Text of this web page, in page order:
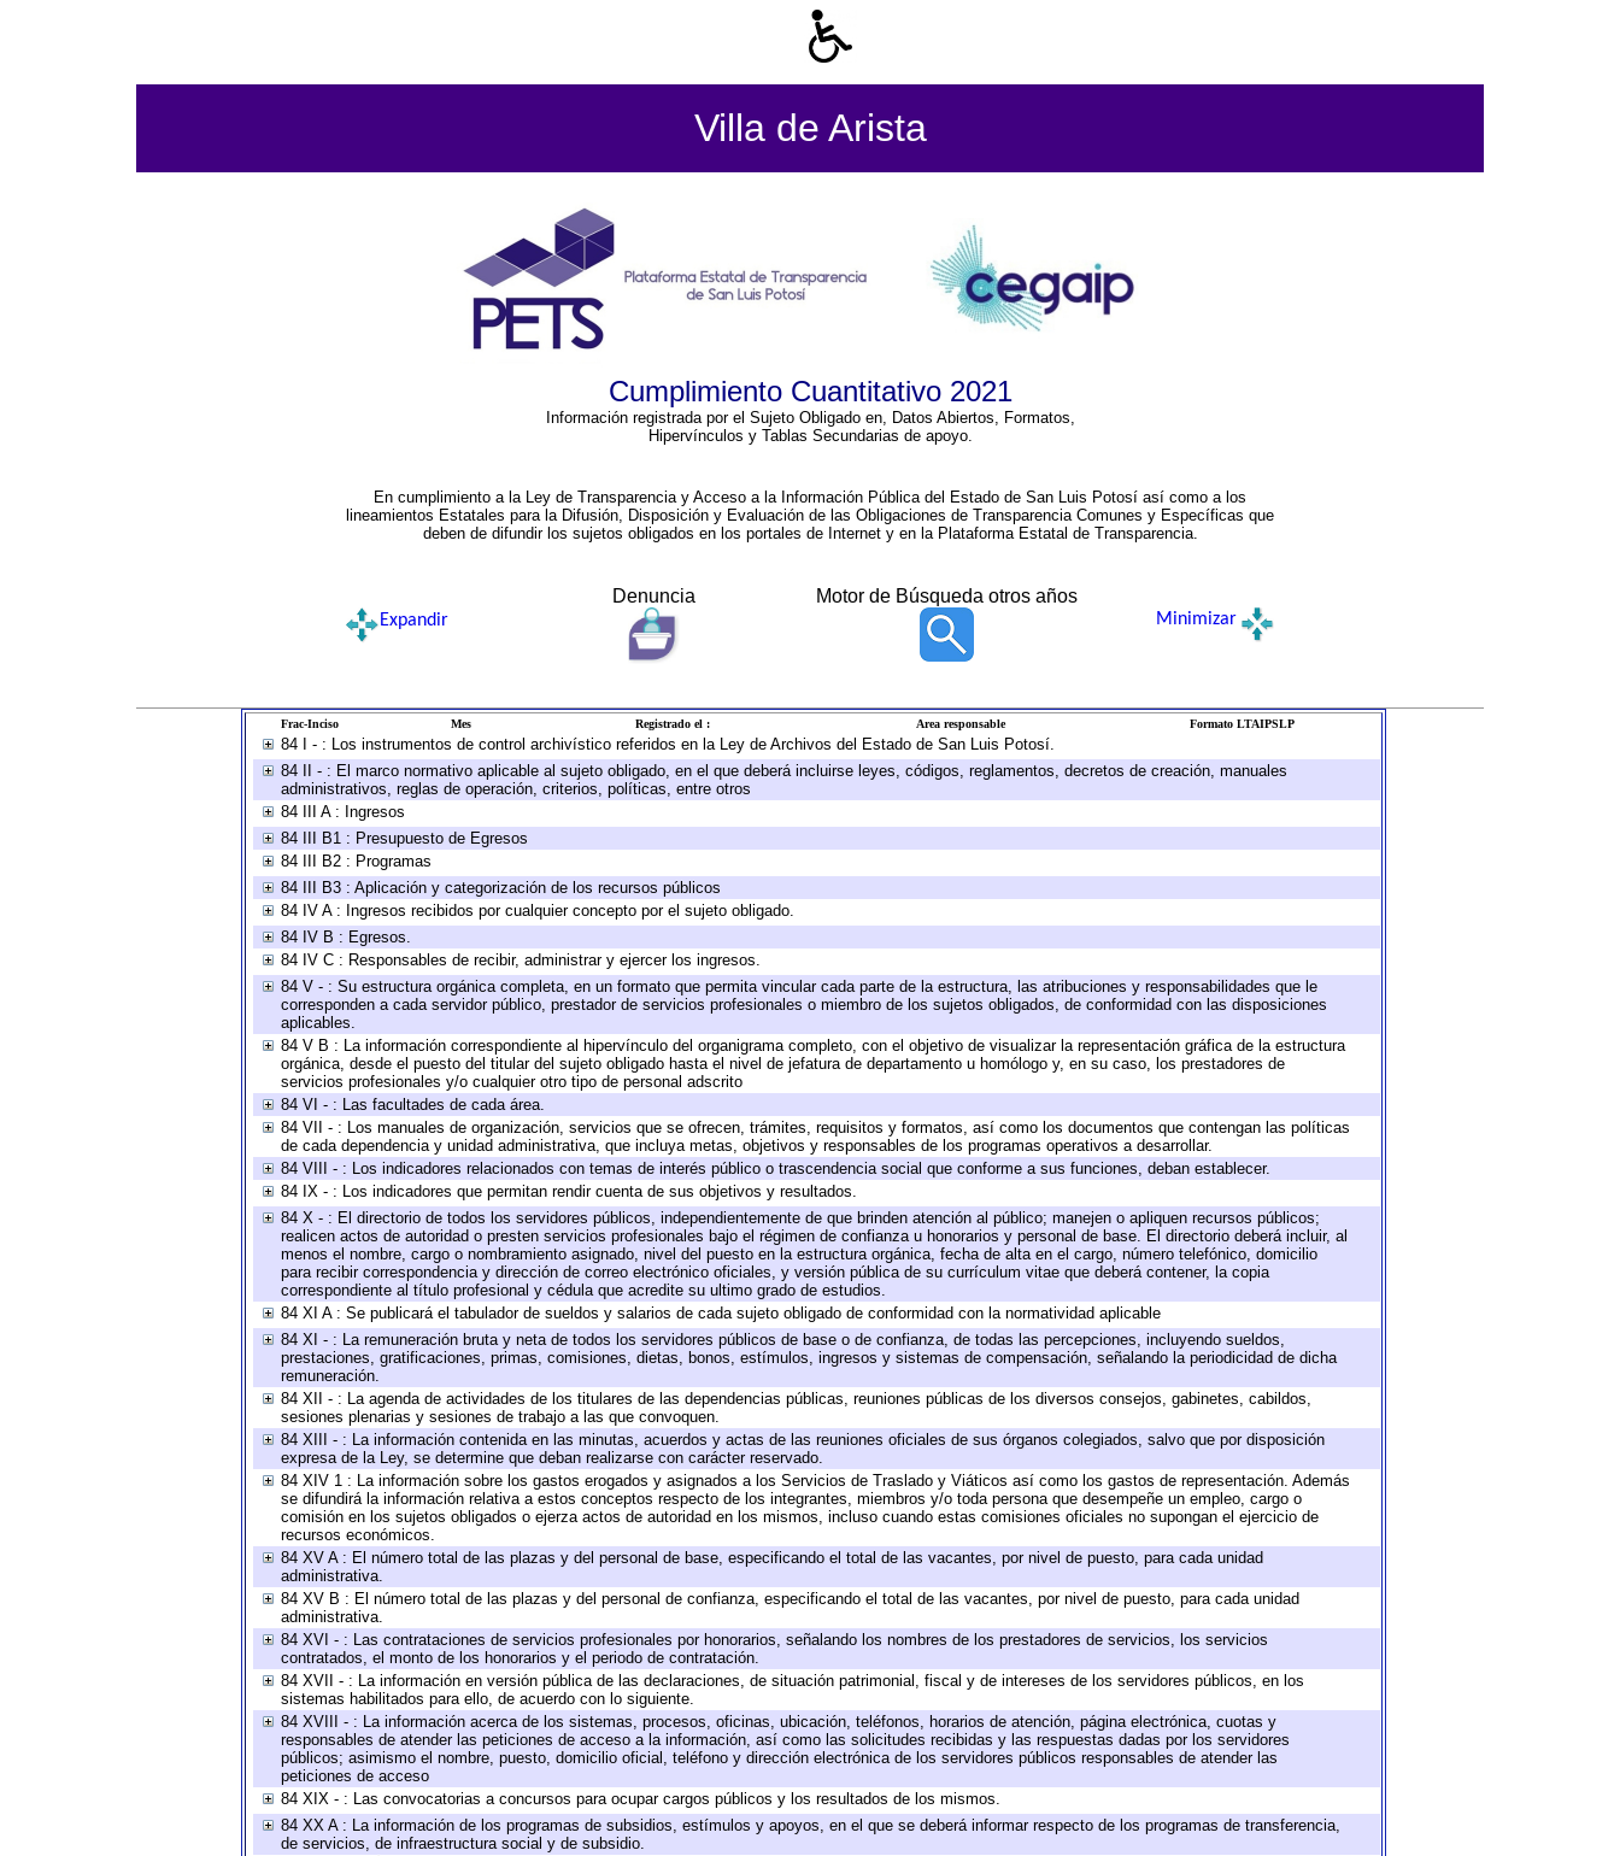
Villa de Arista
Cumplimiento Cuantitativo 2021
Información registrada por el Sujeto Obligado en, Datos Abiertos, Formatos,
Hipervínculos y Tablas Secundarias de apoyo.
En cumplimiento a la Ley de Transparencia y Acceso a la Información Pública del Estado de San Luis Potosí así como a los
lineamientos Estatales para la Difusión, Disposición y Evaluación de las Obligaciones de Transparencia Comunes y Específicas que
deben de difundir los sujetos obligados en los portales de Internet y en la Plataforma Estatal de Transparencia.
Denuncia Motor de Búsqueda otros años
Expandir Minimizar
Frac-Inciso Mes Registrado el : Area responsable Formato LTAIPSLP
84 I - : Los instrumentos de control archivístico referidos en la Ley de Archivos del Estado de San Luis Potosí.
84 II - : El marco normativo aplicable al sujeto obligado, en el que deberá incluirse leyes, códigos, reglamentos, decretos de creación, manuales
administrativos, reglas de operación, criterios, políticas, entre otros
84 III A : Ingresos
84 III B1 : Presupuesto de Egresos
84 III B2 : Programas
84 III B3 : Aplicación y categorización de los recursos públicos
84 IV A : Ingresos recibidos por cualquier concepto por el sujeto obligado.
84 IV B : Egresos.
84 IV C : Responsables de recibir, administrar y ejercer los ingresos.
84 V - : Su estructura orgánica completa, en un formato que permita vincular cada parte de la estructura, las atribuciones y responsabilidades que le
corresponden a cada servidor público, prestador de servicios profesionales o miembro de los sujetos obligados, de conformidad con las disposiciones
aplicables.
84 V B : La información correspondiente al hipervínculo del organigrama completo, con el objetivo de visualizar la representación gráfica de la estructura
orgánica, desde el puesto del titular del sujeto obligado hasta el nivel de jefatura de departamento u homólogo y, en su caso, los prestadores de
servicios profesionales y/o cualquier otro tipo de personal adscrito
84 VI - : Las facultades de cada área.
84 VII - : Los manuales de organización, servicios que se ofrecen, trámites, requisitos y formatos, así como los documentos que contengan las políticas
de cada dependencia y unidad administrativa, que incluya metas, objetivos y responsables de los programas operativos a desarrollar.
84 VIII - : Los indicadores relacionados con temas de interés público o trascendencia social que conforme a sus funciones, deban establecer.
84 IX - : Los indicadores que permitan rendir cuenta de sus objetivos y resultados.
84 X - : El directorio de todos los servidores públicos, independientemente de que brinden atención al público; manejen o apliquen recursos públicos;
realicen actos de autoridad o presten servicios profesionales bajo el régimen de confianza u honorarios y personal de base. El directorio deberá incluir, al
menos el nombre, cargo o nombramiento asignado, nivel del puesto en la estructura orgánica, fecha de alta en el cargo, número telefónico, domicilio
para recibir correspondencia y dirección de correo electrónico oficiales, y versión pública de su currículum vitae que deberá contener, la copia
correspondiente al título profesional y cédula que acredite su ultimo grado de estudios.
84 XI A : Se publicará el tabulador de sueldos y salarios de cada sujeto obligado de conformidad con la normatividad aplicable
84 XI - : La remuneración bruta y neta de todos los servidores públicos de base o de confianza, de todas las percepciones, incluyendo sueldos,
prestaciones, gratificaciones, primas, comisiones, dietas, bonos, estímulos, ingresos y sistemas de compensación, señalando la periodicidad de dicha
remuneración.
84 XII - : La agenda de actividades de los titulares de las dependencias públicas, reuniones públicas de los diversos consejos, gabinetes, cabildos,
sesiones plenarias y sesiones de trabajo a las que convoquen.
84 XIII - : La información contenida en las minutas, acuerdos y actas de las reuniones oficiales de sus órganos colegiados, salvo que por disposición
expresa de la Ley, se determine que deban realizarse con carácter reservado.
84 XIV 1 : La información sobre los gastos erogados y asignados a los Servicios de Traslado y Viáticos así como los gastos de representación. Además
se difundirá la información relativa a estos conceptos respecto de los integrantes, miembros y/o toda persona que desempeñe un empleo, cargo o
comisión en los sujetos obligados o ejerza actos de autoridad en los mismos, incluso cuando estas comisiones oficiales no supongan el ejercicio de
recursos económicos.
84 XV A : El número total de las plazas y del personal de base, especificando el total de las vacantes, por nivel de puesto, para cada unidad
administrativa.
84 XV B : El número total de las plazas y del personal de confianza, especificando el total de las vacantes, por nivel de puesto, para cada unidad
administrativa.
84 XVI - : Las contrataciones de servicios profesionales por honorarios, señalando los nombres de los prestadores de servicios, los servicios
contratados, el monto de los honorarios y el periodo de contratación.
84 XVII - : La información en versión pública de las declaraciones, de situación patrimonial, fiscal y de intereses de los servidores públicos, en los
sistemas habilitados para ello, de acuerdo con lo siguiente.
84 XVIII - : La información acerca de los sistemas, procesos, oficinas, ubicación, teléfonos, horarios de atención, página electrónica, cuotas y
responsables de atender las peticiones de acceso a la información, así como las solicitudes recibidas y las respuestas dadas por los servidores
públicos; asimismo el nombre, puesto, domicilio oficial, teléfono y dirección electrónica de los servidores públicos responsables de atender las
peticiones de acceso
84 XIX - : Las convocatorias a concursos para ocupar cargos públicos y los resultados de los mismos.
84 XX A : La información de los programas de subsidios, estímulos y apoyos, en el que se deberá informar respecto de los programas de transferencia,
de servicios, de infraestructura social y de subsidio.